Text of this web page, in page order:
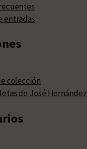
entradas
colección
de José Hernández